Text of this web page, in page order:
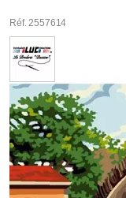
Réf. 2557614